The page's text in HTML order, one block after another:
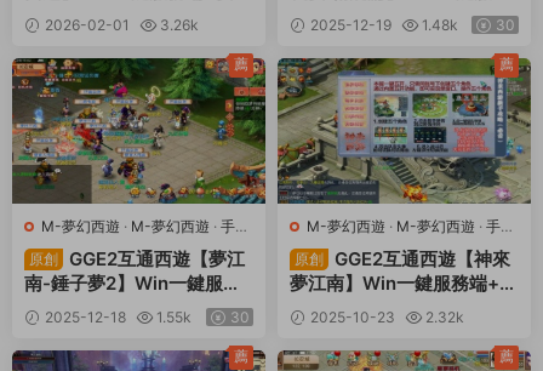
蘋果PC三端互通+GM教程
+攻略+全套源碼+視頻架設
教程
2026-02-01
3.26k
端+安卓PC雙端互通+攻略
+内置GM工具+全套源碼
+視頻架設教程
2025-12-19 1.48k 30
M-夢幻西遊 · M-夢幻西遊 · 手遊
服務端 · 端遊服務端
原創
GGE2互通西遊【夢江
南-錘子夢2】Win一鍵服務
端+安卓蘋果PC三端+攻略
+全套源碼+視頻架設教程
2025-12-18 1.55k 30
薦
M-夢幻西遊 · M-夢幻西遊 · 手遊
服務端 · 端遊服務端
原創
GGE2互通西遊【神來
夢江南】Win一鍵服務端+安
卓蘋果PC三端+全套源碼
+攻略+視頻架設教程
2025-10-23
2.32k
薦
薦 薦